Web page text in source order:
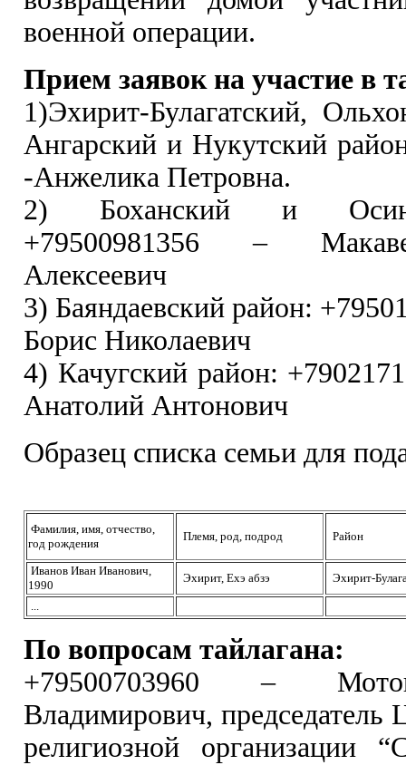
военной операции.
Прием заявок на участие в
1)Эхирит-Булагатский,
Ангарский и Нукутский
-Анжелика Петровна.
2) Боханский и
+79500981356 –
Алексеевич
3) Баяндаевский район:
Борис Николаевич
4) Качугский район:
Анатолий Антонович
Образец списка семьи для
Фамилия, имя, отчество,
год рождения
Племя, род, подрод Район
Иванов Иван Иванович,
1990
Эхирит, Ехэ абзэ Эхирит-
...
По вопросам тайлагана:
+79500703960 –
Владимирович, председатель
религиозной организации